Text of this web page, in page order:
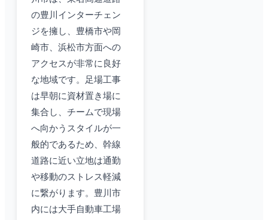
の豊川インターチェン
ジを擁し、豊橋市や岡
崎市、浜松市方面への
アクセスが非常に良好
な地域です。足場工事
は早朝に資材置き場に
集合し、チームで現場
へ向かうスタイルが一
般的であるため、幹線
道路に近い立地は通勤
や移動のストレス軽減
に繋がります。豊川市
内には大手自動車工場